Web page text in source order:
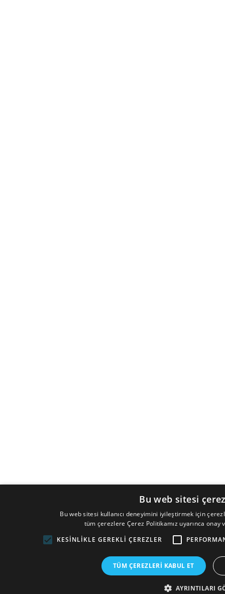
Bu web sitesi
Bu web sitesi kullanıcı deneyimini iyileştirmek için
tüm çerezlere Çerez Politikamız uyarınca
KESINLIKLE GEREKLI ÇEREZLER
TÜM ÇEREZLERI KABUL ET
AYRINTILARI